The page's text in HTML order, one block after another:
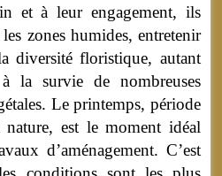
et à leur engagement, ils
zones humides, entretenir
diversité floristique, autant
à la survie de nombreuses
Le printemps, période
est le moment idéal
d’aménagement. C’est